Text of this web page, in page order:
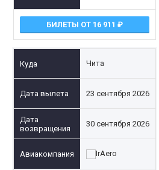
БИЛЕТЫ ОТ 16 911
Чита
23 сентября 2026
30 сентября 2026